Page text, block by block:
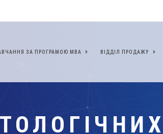
ЗА ПРОГРАМОЮ МВА ВІДДІЛ ПРОДАЖУ